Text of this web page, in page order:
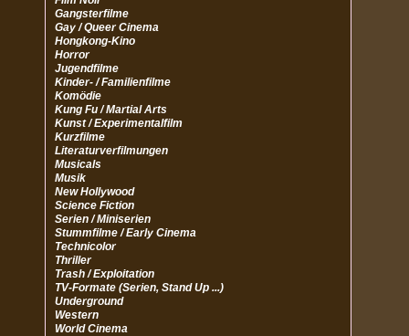
Gangsterfilme
Gay / Queer Cinema
Hongkong-Kino
Horror
Jugendfilme
Kinder- / Familienfilme
Komödie
Kung Fu / Martial Arts
Kunst / Experimentalfilm
Kurzfilme
Literaturverfilmungen
Musicals
Musik
New Hollywood
Science Fiction
Serien / Miniserien
Stummfilme / Early Cinema
Technicolor
Thriller
Trash / Exploitation
TV-Formate (Serien, Stand Up ...)
Underground
Western
World Cinema